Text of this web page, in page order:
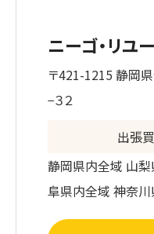
ニーゴ・リユ
〒421-1215 静岡
−３２
出張
静岡県内全域 山
阜県内全域 神奈